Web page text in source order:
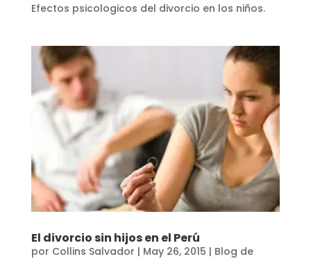
Efectos psicologicos del divorcio en los niños.
El divorcio sin hijos en el Perú
por Collins Salvador | May 26, 2015 | Blog de